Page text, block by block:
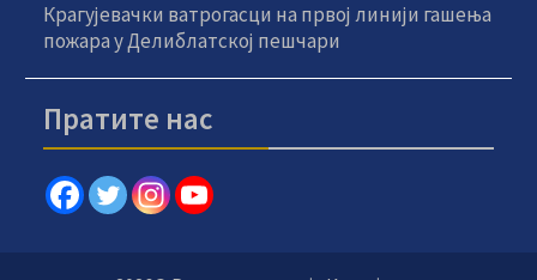
Крагујевачки ватрогасци на првој линији гашења
пожара у Делиблатској пешчари
Пратите нас